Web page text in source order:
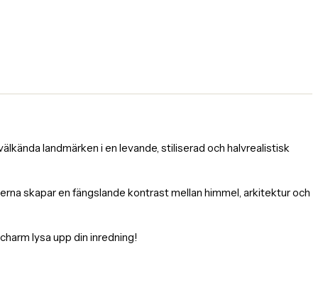
landmärken i en levande, stiliserad och halvrealistisk
skapar en fängslande kontrast mellan himmel, arkitektur och
lysa upp din inredning!